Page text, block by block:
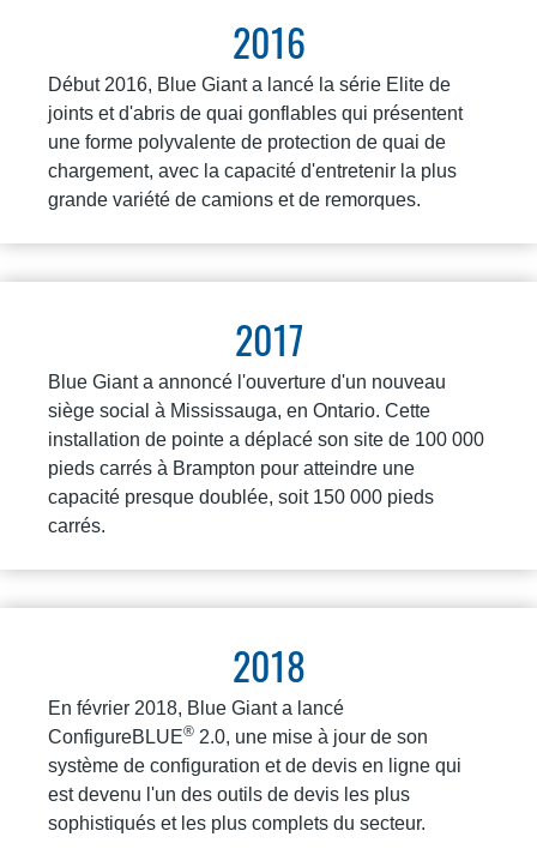
2016
Début 2016, Blue Giant a lancé la série Elite de
joints et d'abris de quai gonflables qui présentent
une forme polyvalente de protection de quai de
chargement, avec la capacité d'entretenir la plus
grande variété de camions et de remorques.
2017
Blue Giant a annoncé l'ouverture d'un nouveau
siège social à Mississauga, en Ontario. Cette
installation de pointe a déplacé son site de 100 000
pieds carrés à Brampton pour atteindre une
capacité presque doublée, soit 150 000 pieds
carrés.
2018
En février 2018, Blue Giant a lancé
ConfigureBLUE® 2.0, une mise à jour de son
système de configuration et de devis en ligne qui
est devenu l'un des outils de devis les plus
sophistiqués et les plus complets du secteur.